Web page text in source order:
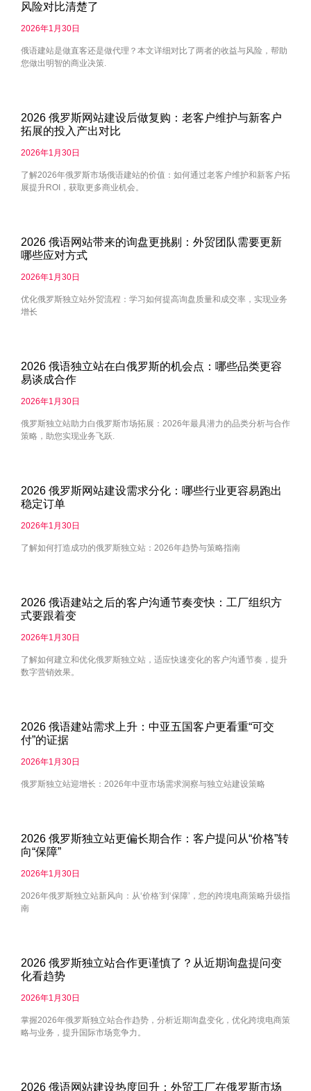
风险对比清楚了
2026年1月30日
俄语建站是做直客还是做代理？本文详细对比了两者的收益与风险，帮助
您做出明智的商业决策.
2026 俄罗斯网站建设后做复购：老客户维护与新客户
拓展的投入产出对比
2026年1月30日
了解2026年俄罗斯市场俄语建站的价值：如何通过老客户维护和新客户拓
展提升ROI，获取更多商业机会。
2026 俄语网站带来的询盘更挑剔：外贸团队需要更新
哪些应对方式
2026年1月30日
优化俄罗斯独立站外贸流程：学习如何提高询盘质量和成交率，实现业务
增长
2026 俄语独立站在白俄罗斯的机会点：哪些品类更容
易谈成合作
2026年1月30日
俄罗斯独立站助力白俄罗斯市场拓展：2026年最具潜力的品类分析与合作
策略，助您实现业务飞跃.
2026 俄罗斯网站建设需求分化：哪些行业更容易跑出
稳定订单
2026年1月30日
了解如何打造成功的俄罗斯独立站：2026年趋势与策略指南
2026 俄语建站之后的客户沟通节奏变快：工厂组织方
式要跟着变
2026年1月30日
了解如何建立和优化俄罗斯独立站，适应快速变化的客户沟通节奏，提升
数字营销效果。
2026 俄语建站需求上升：中亚五国客户更看重“可交
付”的证据
2026年1月30日
俄罗斯独立站迎增长：2026年中亚市场需求洞察与独立站建设策略
2026 俄罗斯独立站更偏长期合作：客户提问从“价格”转
向“保障”
2026年1月30日
2026年俄罗斯独立站新风向：从‘价格’到‘保障’，您的跨境电商策略升级指
南
2026 俄罗斯独立站合作更谨慎了？从近期询盘提问变
化看趋势
2026年1月30日
掌握2026年俄罗斯独立站合作趋势，分析近期询盘变化，优化跨境电商策
略与业务，提升国际市场竞争力。
2026 俄语网站建设热度回升：外贸工厂在俄罗斯市场